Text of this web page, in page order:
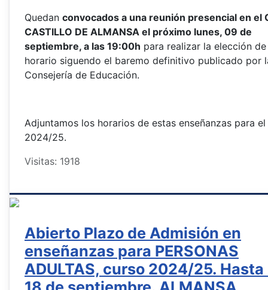
Quedan convocados a una reunión presencial en el
CASTILLO DE ALMANSA el próximo lunes, 09 de
septiembre, a las 19:00h para realizar la elección de
horario siguendo el baremo definitivo publicado por
Consejería de Educación.
Adjuntamos los horarios de estas enseñanzas para
2024/25.
Visitas: 1918
Abierto Plazo de Admisión en
enseñanzas para PERSONAS
ADULTAS, curso 2024/25. Hasta